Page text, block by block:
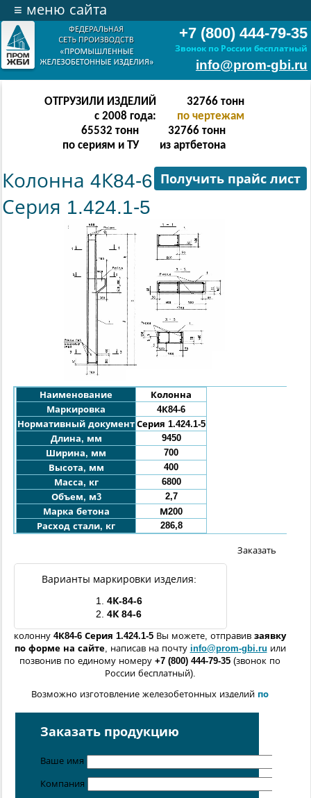
+7 (800) 444-79-35
Звонок по России бесплатный
info@prom-gbi.ru
≡ меню сайта
ОТГРУЗИЛИ ИЗДЕЛИЙ
с 2008 года:
65534тонн
по чертежам
131068 тонн
по сериям и ТУ
65534 тонн
из артбетона
Получить прайс лист
Колонна 4К84-6
Серия 1.424.1-5
Наименование
Колонна
Маркировка
4К84-6
Нормативный документ Серия 1.424.1-5
Длина, мм
9450
Ширина, мм
700
Высота, мм
400
Масса, кг
6800
Объем, м3
2,7
Марка бетона
М200
Расход стали, кг
286,8
Варианты маркировки изделия:
1.
4К-84-6
2. 4К 84-6
Заказать
колонну 4К84-6 Серия 1.424.1-5 Вы можете, отправив заявку
по форме на сайте, написав на почту info@prom-gbi.ru или
позвонив по единому номеру +7 (800) 444-79-35 (звонок по
России бесплатный).
Возможно изготовление железобетонных изделий по
Поставка осуществляется с производственных площадок,
Санкт-Петербурге
Хабаровске,Ростове-на-Дону,Екатеринбурге,
Заказать продукцию
Ваше имя
Компания